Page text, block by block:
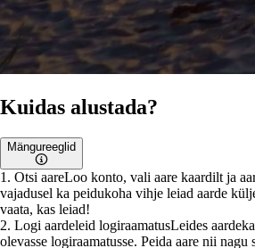
Kuidas alustada?
Mängureeglid
1 . Otsi aareLoo konto, vali aare kaardilt ja
vajadusel ka peidukoha vihje leiad aarde
vaata, kas leiad!
2. Logi aardeleid logiraamatusLeides
olevasse logiraamatusse. Peida aare nii nagu